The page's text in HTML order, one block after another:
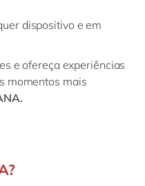
dispositivo e em
e ofereça experiências
momentos mais